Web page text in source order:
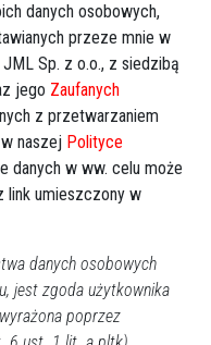
Taki
danych osobowych,
przeze mnie w
Sp. z o.o., z siedzibą
jego Zaufanych
z przetwarzaniem
naszej Polityce
danych w ww. celu może
link umieszczony w
danych osobowych
jest zgoda użytkownika
poprzez